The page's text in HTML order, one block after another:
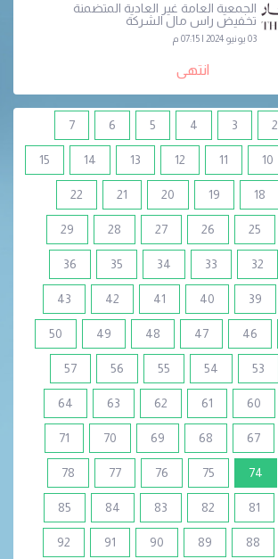
الجمعية العامة غير العادية المتضمنة
تخفيض راس مال الشركة
03 يونيو 2024 | 07:15 م
انتهى
2
3
4
5
6
7
10
11
12
13
14
15
18
19
20
21
22
25
26
27
28
29
32
33
34
35
36
39
40
41
42
43
46
47
48
49
50
53
54
55
56
57
60
61
62
63
64
67
68
69
70
71
74
75
76
77
78
81
82
83
84
85
88
89
90
91
92